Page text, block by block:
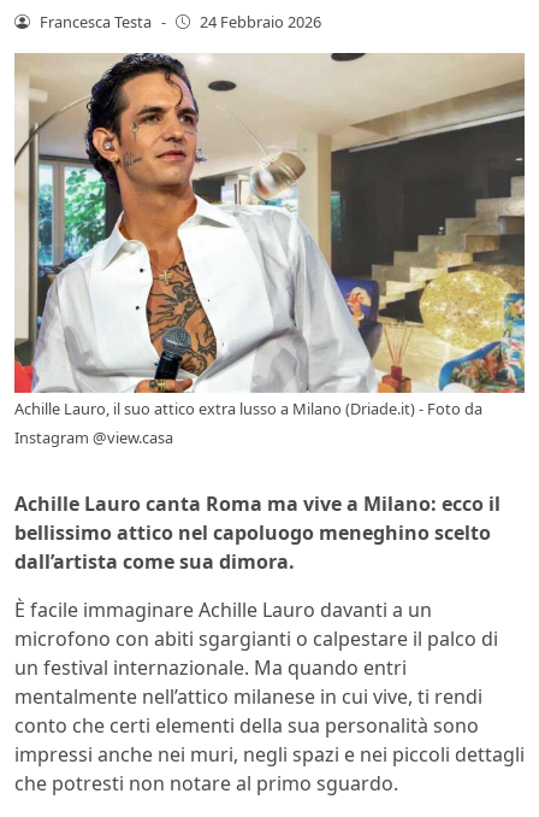
Francesca Testa - 24 Febbraio 2026
Achille Lauro, il suo attico extra lusso a Milano (Driade.it) - Foto da
Instagram @view.casa
Achille Lauro canta Roma ma vive a Milano: ecco il
bellissimo attico nel capoluogo meneghino scelto
dall’artista come sua dimora.
È facile immaginare Achille Lauro davanti a un
microfono con abiti sgargianti o calpestare il palco di
un festival internazionale. Ma quando entri
mentalmente nell’attico milanese in cui vive, ti rendi
conto che certi elementi della sua personalità sono
impressi anche nei muri, negli spazi e nei piccoli dettagli
che potresti non notare al primo sguardo.